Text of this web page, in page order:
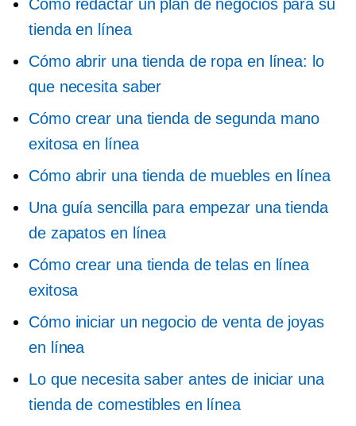
Cómo redactar un plan de negocios para su
tienda en línea
Cómo abrir una tienda de ropa en línea: lo
que necesita saber
Cómo crear una tienda de segunda mano
exitosa en línea
Cómo abrir una tienda de muebles en línea
Una guía sencilla para empezar una tienda
de zapatos en línea
Cómo crear una tienda de telas en línea
exitosa
Cómo iniciar un negocio de venta de joyas
en línea
Lo que necesita saber antes de iniciar una
tienda de comestibles en línea